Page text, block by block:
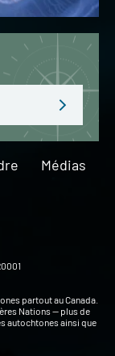
Médias
partout au Canada.
Nations — plus de
autochtones ainsi que